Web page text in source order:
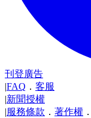
刊登廣告
|FAQ ． 客服
|新聞授權
|服務條款 ． 著作權 ．